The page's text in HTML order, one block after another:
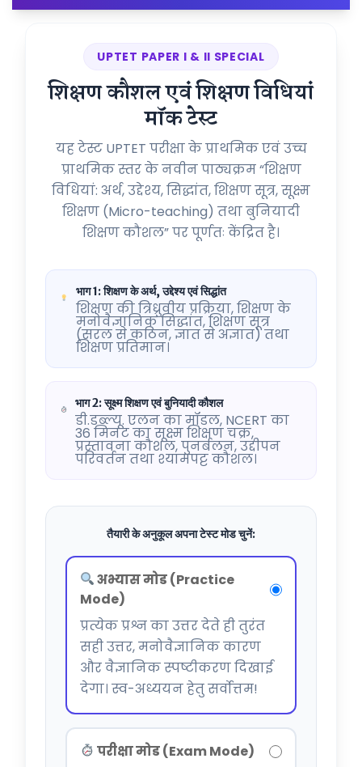
UPTET PAPER I & II SPECIAL
शिक्षण कौशल एवं शिक्षण विधियां
मॉक टेस्ट
यह टेस्ट UPTET परीक्षा के प्राथमिक एवं उच्च
प्राथमिक स्तर के नवीन पाठ्यक्रम “शिक्षण
विधियां: अर्थ, उद्देश्य, सिद्धांत, शिक्षण सूत्र, सूक्ष्म
शिक्षण (Micro-teaching) तथा बुनियादी
शिक्षण कौशल” पर पूर्णतः केंद्रित है।
भाग 1: शिक्षण के अर्थ, उद्देश्य एवं सिद्धांत
शिक्षण की त्रिध्रुवीय प्रक्रिया, शिक्षण के
मनोवैज्ञानिक सिद्धांत, शिक्षण सूत्र
(सरल से कठिन, ज्ञात से अज्ञात) तथा
शिक्षण प्रतिमान।
भाग 2: सूक्ष्म शिक्षण एवं बुनियादी कौशल
डी.डब्ल्यू. एलन का मॉडल, NCERT का
36 मिनट का सूक्ष्म शिक्षण चक्र,
प्रस्तावना कौशल, पुनर्बलन, उद्दीपन
परिवर्तन तथा श्यामपट्ट कौशल।
तैयारी के अनुकूल अपना टेस्ट मोड चुनें:
अभ्यास मोड (Practice
Mode)
प्रत्येक प्रश्न का उत्तर देते ही तुरंत
सही उत्तर, मनोवैज्ञानिक कारण
और वैज्ञानिक स्पष्टीकरण दिखाई
देगा। स्व-अध्ययन हेतु सर्वोत्तम!
परीक्षा मोड (Exam Mode)